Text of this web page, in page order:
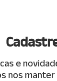
e
nos